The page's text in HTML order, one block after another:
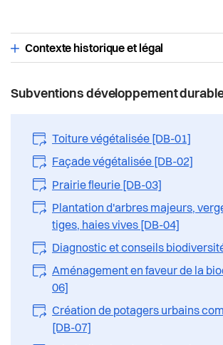
Contexte historique et légal
Subventions développement
Toiture végétalisée [DB-01]
Façade végétalisée [DB-02]
Prairie fleurie [DB-03]
Plantation d'arbres majeurs,
tiges, haies vives [DB-04]
Diagnostic et conseils
Aménagement en faveur de la
06]
Création de potagers urbains
[DB-07]